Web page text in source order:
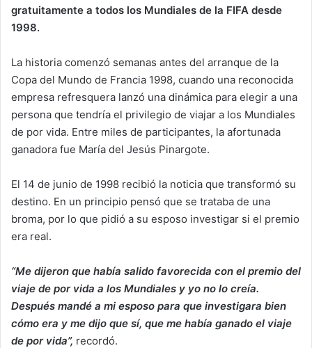
gratuitamente a todos los Mundiales de la FIFA desde
1998.
La historia comenzó semanas antes del arranque de la
Copa del Mundo de Francia 1998, cuando una reconocida
empresa refresquera lanzó una dinámica para elegir a una
persona que tendría el privilegio de viajar a los Mundiales
de por vida. Entre miles de participantes, la afortunada
ganadora fue María del Jesús Pinargote.
El 14 de junio de 1998 recibió la noticia que transformó su
destino. En un principio pensó que se trataba de una
broma, por lo que pidió a su esposo investigar si el premio
era real.
“Me dijeron que había salido favorecida con el premio del
viaje de por vida a los Mundiales y yo no lo creía.
Después mandé a mi esposo para que investigara bien
cómo era y me dijo que sí, que me había ganado el viaje
de por vida”, recordó.